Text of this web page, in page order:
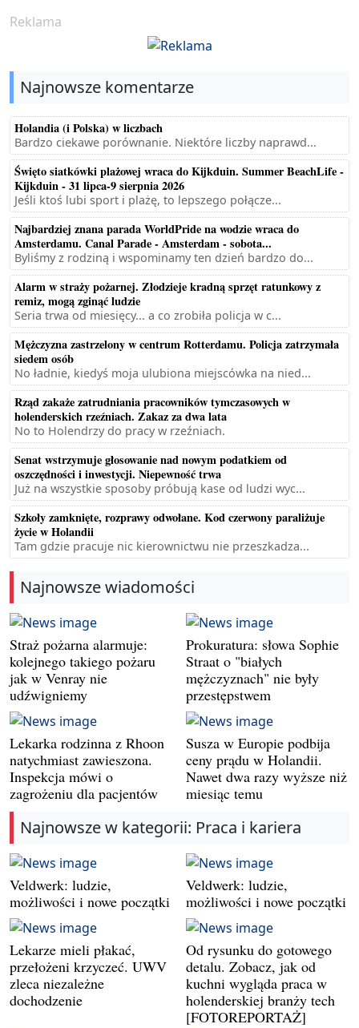
Reklama
Najnowsze komentarze
Holandia (i Polska) w liczbach
Bardzo ciekawe porównanie. Niektóre liczby naprawd...
Święto siatkówki plażowej wraca do Kijkduin. Summer BeachLife -
Kijkduin - 31 lipca-9 sierpnia 2026
Jeśli ktoś lubi sport i plażę, to lepszego połącze...
Najbardziej znana parada WorldPride na wodzie wraca do
Amsterdamu. Canal Parade - Amsterdam - sobota...
Byliśmy z rodziną i wspominamy ten dzień bardzo do...
Alarm w straży pożarnej. Złodzieje kradną sprzęt ratunkowy z
remiz, mogą zginąć ludzie
Seria trwa od miesięcy... a co zrobiła policja w c...
Mężczyzna zastrzelony w centrum Rotterdamu. Policja zatrzymała
siedem osób
No ładnie, kiedyś moja ulubiona miejscówka na nied...
Rząd zakaże zatrudniania pracowników tymczasowych w
holenderskich rzeźniach. Zakaz za dwa lata
No to Holendrzy do pracy w rzeźniach.
Senat wstrzymuje głosowanie nad nowym podatkiem od
oszczędności i inwestycji. Niepewność trwa
Już na wszystkie sposoby próbują kase od ludzi wyc...
Szkoły zamknięte, rozprawy odwołane. Kod czerwony paraliżuje
życie w Holandii
Tam gdzie pracuje nic kierownictwu nie przeszkadza...
Najnowsze wiadomości
Straż pożarna alarmuje:
kolejnego takiego pożaru
jak w Venray nie
udźwigniemy
Prokuratura: słowa Sophie
Straat o "białych
mężczyznach" nie były
przestępstwem
Lekarka rodzinna z Rhoon
natychmiast zawieszona.
Inspekcja mówi o
zagrożeniu dla pacjentów
Susza w Europie podbija
ceny prądu w Holandii.
Nawet dwa razy wyższe niż
miesiąc temu
Najnowsze w kategorii: Praca i kariera
Veldwerk: ludzie,
możliwości i nowe początki
Veldwerk: ludzie,
możliwości i nowe początki
Lekarze mieli płakać,
przełożeni krzyczeć. UWV
zleca niezależne
dochodzenie
Od rysunku do gotowego
detalu. Zobacz, jak od
kuchni wygląda praca w
holenderskiej branży tech
[FOTOREPORTAŻ]